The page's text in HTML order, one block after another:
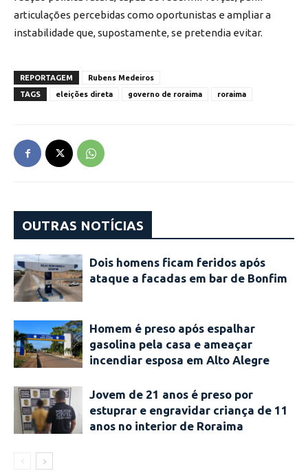
articulações percebidas como oportunistas e ampliar a
instabilidade que, supostamente, se pretendia evitar.
REPORTAGEM
Rubens Medeiros
TAGS
eleições direta governo de roraima roraima
OUTRAS NOTÍCIAS
Dois homens ficam feridos após
ataque a facadas em bar de Bonfim
Homem é preso após espalhar
gasolina pela casa e ameaçar
incendiar esposa em Alto Alegre
Jovem de 21 anos é preso por
estuprar e engravidar criança de 11
anos no interior de Roraima